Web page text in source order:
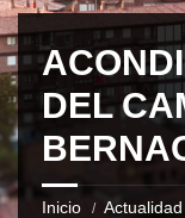
DEL
Inicio Actualidad